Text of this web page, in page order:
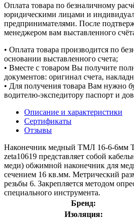
Оплата товара по безналичному
юридическими лицами и
предпринимателями. После
менеджером вам выставленного
• Оплата товара производится по
основании выставленного счета;
• Вместе с товаром Вы получите
документов: оригинал счета,
• Для получения товара Вам нужно
водителю-экспедитору паспорт и
Описание и характеристики
Сертификаты
Отзывы
Наконечник медный ТМЛ 16-6-6мм
zeta10619 представляет собой
меди) обжимной наконечник для
сечением 16 кв.мм. Метрический
резьбы 6. Закрепляется методом
специального инструмента.
Бренд:
Изоляция: